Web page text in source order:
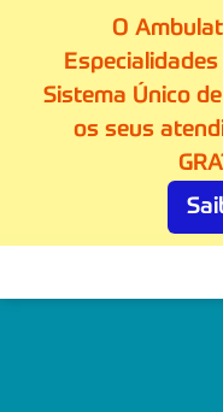
O
Sistema Único
os seus